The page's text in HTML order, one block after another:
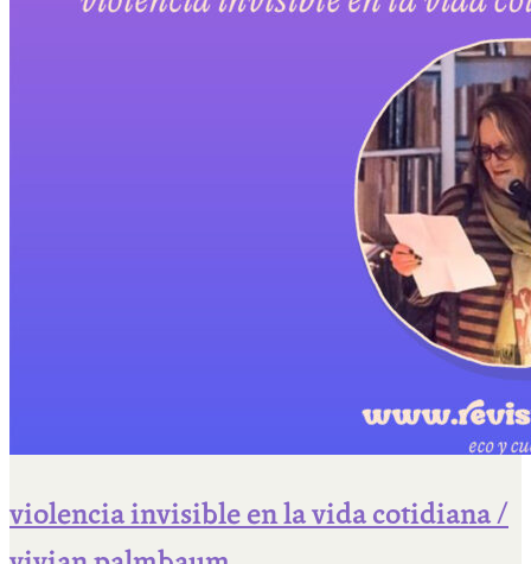
violencia invisible en la vida cotidiana /